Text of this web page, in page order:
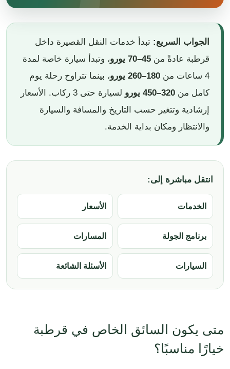
الجواب السريع: تبدأ خدمات النقل القصيرة داخل
قرطبة عادةً من 45–70 يورو
، وتبدأ سيارة خاصة لمدة
4 ساعات من
180–260 يورو
، بينما تتراوح رحلة يوم
كامل من 320–450 يورو
لسيارة حتى 3 ركاب. الأسعار
إرشادية وتتغير حسب التاريخ والمسافة والسيارة
والانتظار ومكان بداية الخدمة.
انتقل مباشرة إلى:
الخدمات الأسعار
برنامج الجولة المسارات
السيارات الأسئلة الشائعة
متى يكون السائق الخاص في قرطبة
خيارًا مناسبًا؟